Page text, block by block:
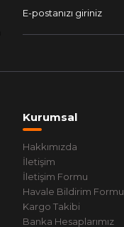
Kurumsal
Hakkımızda
İletişim
İletişim Formu
Havale Bildirim Formu
Kargo Takibi
Banka Hesaplarımız